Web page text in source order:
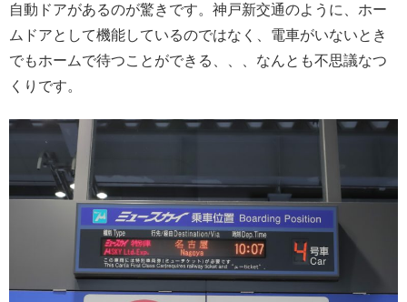
自動ドアがあるのが驚きです。神戸新交通のように、ホー
ムドアとして機能しているのではなく、電車がいないとき
でもホームで待つことができる、、、なんとも不思議なつ
くりです。